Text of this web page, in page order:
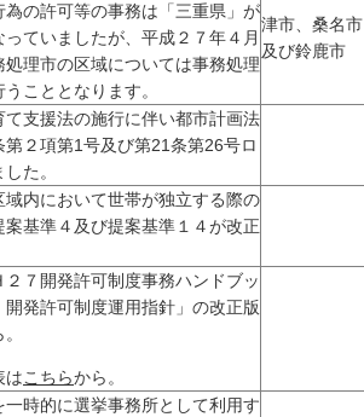
為の許可等の事務は「三重県」が
ていましたが、平成２７年４月
処理市の区域については事務処理
こととなります。
津市、桑名市
及び鈴鹿市
て支援法の施行に伴い都市計画法
第２項第1号及び第21条第26号ロ
た。
域内において世帯が独立する際の
案基準４及び提案基準１４が改正
７開発許可制度事務ハンドブッ
発許可制度運用指針」の改正版
はこちらから。
一時的に選挙事務所として利用す